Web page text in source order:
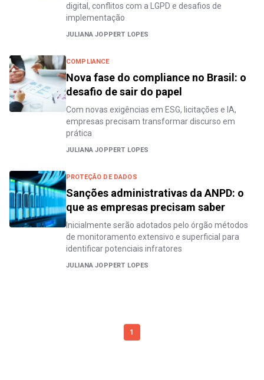
digital, conflitos com a LGPD e desafios de
implementação
JULIANA JOPPERT LOPES
COMPLIANCE
Nova fase do compliance no Brasil: o
desafio de sair do papel
Com novas exigências em ESG, licitações e IA,
empresas precisam transformar discurso em
prática
JULIANA JOPPERT LOPES
PROTEÇÃO DE DADOS
Sanções administrativas da ANPD: o
que as empresas precisam saber
Inicialmente serão adotados pelo órgão métodos
de monitoramento extensivo e superficial para
identificar potenciais infratores
JULIANA JOPPERT LOPES
1